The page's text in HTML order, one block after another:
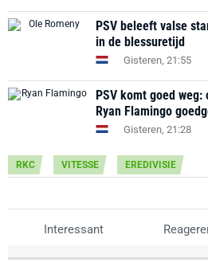
PSV beleeft valse
in de blessuretijd
Gisteren, 21:55
PSV komt goed
Ryan Flamingo
Gisteren, 21:28
RKC VITESSE EREDIVISIE
Interessant